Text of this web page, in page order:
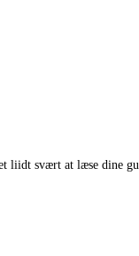
svært at læse dine